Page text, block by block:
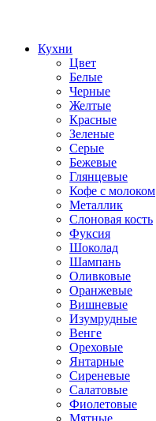
Кухни
Цвет
Белые
Черные
Желтые
Красные
Зеленые
Серые
Бежевые
Глянцевые
Кофе с молоком
Металлик
Слоновая кость
Фуксия
Шоколад
Шампань
Оливковые
Оранжевые
Вишневые
Изумрудные
Венге
Ореховые
Янтарные
Сиреневые
Салатовые
Фиолетовые
Мятные